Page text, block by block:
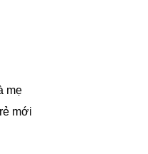
mẹ
mới